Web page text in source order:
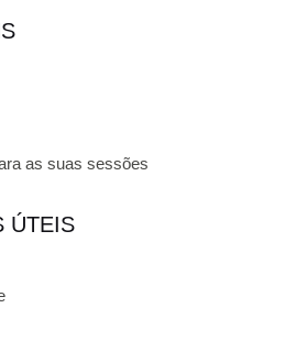
as suas sessões
ÚTEIS